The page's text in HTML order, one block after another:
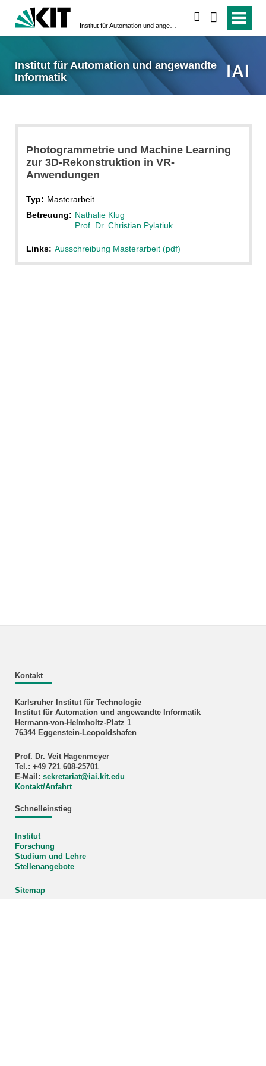
Institut für Automation und angewandte
Informatik
Photogrammetrie und Machine Learning
zur 3D-Rekonstruktion in VR-
Anwendungen
Typ: Masterarbeit
Betreuung: Nathalie Klug
Prof. Dr. Christian Pylatiuk
Links: Ausschreibung Masterarbeit (pdf)
Kontakt
Karlsruher Institut für Technologie
Institut für Automation und angewandte Informatik
Hermann-von-Helmholtz-Platz 1
76344 Eggenstein-Leopoldshafen
Prof. Dr. Veit Hagenmeyer
Tel.: +49 721 608-25701
E-Mail: sekretariat@iai.kit.edu
Kontakt/Anfahrt
Schnelleinstieg
Institut
Forschung
Studium und Lehre
Stellenangebote
Sitemap